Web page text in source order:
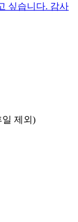
싶습니다. 감사
일 제외)